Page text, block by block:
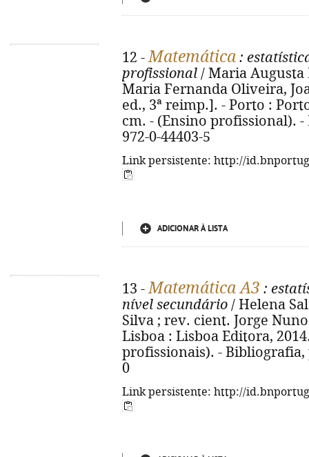
12 -Matemática :
profissional / Maria
Maria Fernanda Oliveira,
ed., 3ª reimp.]. - Porto :
cm. - (Ensino profissional). -
972-0-44403-5
Link persistente: http://
ADICIONAR À LISTA
13 -Matemática A3 :
nível secundário / Helena
Silva ; rev. cient. Jorge
Lisboa : Lisboa Editora,
profissionais). - Bibliografia,
0
Link persistente: http://